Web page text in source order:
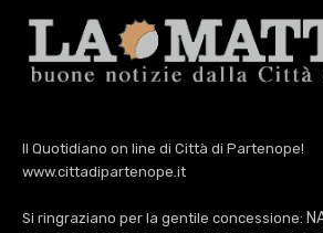
Il Quotidiano on line di Città di Partenope!
www.cittadipartenope.it
Si ringraziano per la gentile concessione: